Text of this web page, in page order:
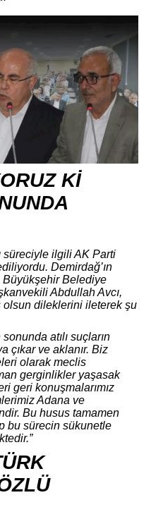
Kİ
süreciyle ilgili AK Parti
Demirdağ’ın
Büyükşehir Belediye
Abdullah Avcı,
olsun dileklerini ileterek şu
atılı suçların
çıkar ve aklanır. Biz
olarak meclis
gerginlikler yaşasak
geri konuşmalarımız
Adana ve
Bu husus tamamen
bu sürecin sükunetle